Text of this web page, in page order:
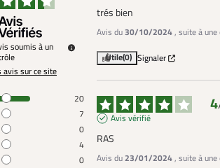
soumis à un
avis sur ce site
20
7
0
4
0
trés bien
Avis du30/10/2024, suite à
Utile(0) Signaler
4
Avis vérifié
RAS
Avis du23/01/2024, suite à